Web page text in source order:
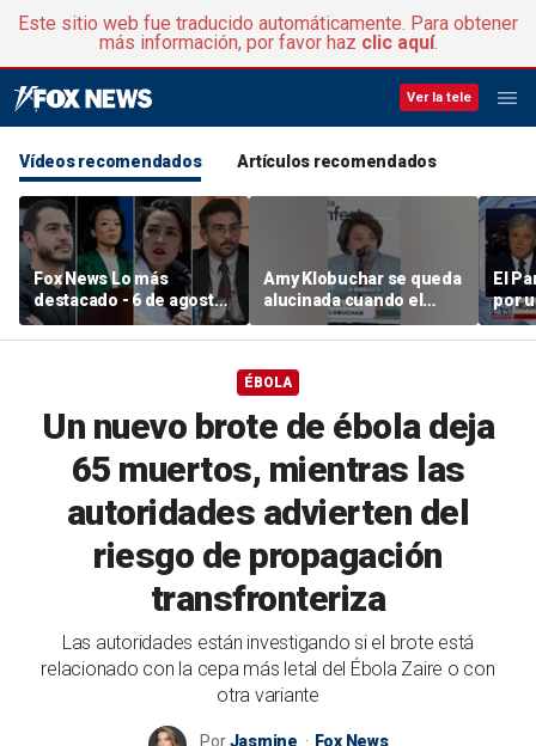
Este sitio web fue traducido automáticamente. Para obtener
más información, por favor haz clic aquí.
Ver la tele
Vídeos recomendados Artículos recomendados
Fox News Lo más
destacado - 6 de agosto
de 2026
Amy Klobuchar se queda
alucinada cuando el
público estalla en
abucheos: «¡Vaya!»
El
por
ÉBOLA
Un nuevo brote de ébola deja
65 muertos, mientras las
autoridades advierten del
riesgo de propagación
transfronteriza
Las autoridades están investigando si el brote está
relacionado con la cepa más letal del Ébola Zaire o con
otra variante
PorJasmine Fox News